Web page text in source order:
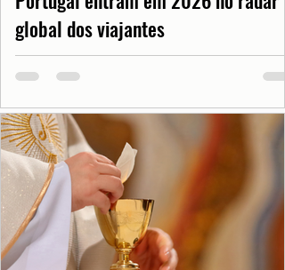
global dos viajantes